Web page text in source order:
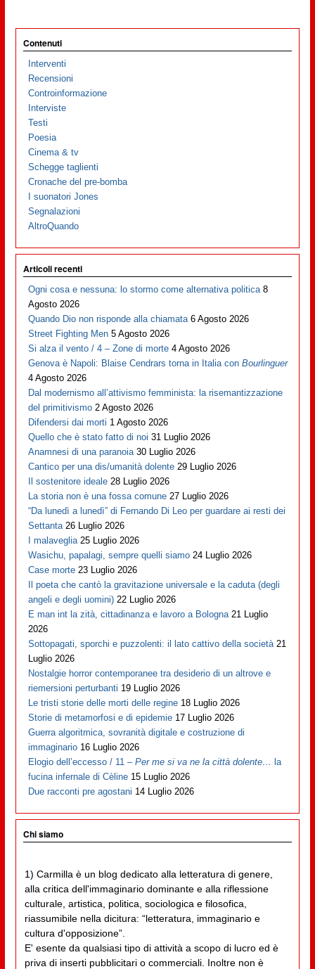
Contenuti
Interventi
Recensioni
Controinformazione
Interviste
Testi
Poesia
Cinema & tv
Schegge taglienti
Cronache del pre-bomba
I suonatori Jones
Segnalazioni
AltroQuando
Articoli recenti
Ogni cosa e nessuna: lo stormo come alternativa politica 8
Agosto 2026
Quando Dio non risponde alla chiamata 6 Agosto 2026
Street Fighting Men 5 Agosto 2026
Si alza il vento / 4 – Zone di morte 4 Agosto 2026
Genova è Napoli: Blaise Cendrars torna in Italia conBourlinguer
4 Agosto 2026
Dal modernismo all’attivismo femminista: la risemantizzazione
del primitivismo 2 Agosto 2026
Difendersi dai morti 1 Agosto 2026
Quello che è stato fatto di noi 31 Luglio 2026
Anamnesi di una paranoia 30 Luglio 2026
Cantico per una dis/umanità dolente 29 Luglio 2026
Il sostenitore ideale 28 Luglio 2026
La storia non è una fossa comune 27 Luglio 2026
“Da lunedì a lunedì” di Fernando Di Leo per guardare ai resti dei
Settanta 26 Luglio 2026
I malaveglia 25 Luglio 2026
Wasichu, papalagi, sempre quelli siamo 24 Luglio 2026
Case morte 23 Luglio 2026
Il poeta che cantò la gravitazione universale e la caduta (degli
angeli e degli uomini) 22 Luglio 2026
E man int la zità, cittadinanza e lavoro a Bologna 21 Luglio
2026
Sottopagati, sporchi e puzzolenti: il lato cattivo della società 21
Luglio 2026
Nostalgie horror contemporanee tra desiderio di un altrove e
riemersioni perturbanti 19 Luglio 2026
Le tristi storie delle morti delle regine 18 Luglio 2026
Storie di metamorfosi e di epidemie 17 Luglio 2026
Guerra algoritmica, sovranità digitale e costruzione di
immaginario 16 Luglio 2026
Elogio dell’eccesso / 11 –Per me si va ne la città dolente… la
fucina infernale di Cèline 15 Luglio 2026
Due racconti pre agostani 14 Luglio 2026
Chi siamo
1) Carmilla è un blog dedicato alla letteratura di genere,
alla critica dell'immaginario dominante e alla riflessione
culturale, artistica, politica, sociologica e filosofica,
riassumibile nella dicitura: “letteratura, immaginario e
cultura d'opposizione”.
E' esente da qualsiasi tipo di attività a scopo di lucro ed è
priva di inserti pubblicitari o commerciali. Inoltre non è